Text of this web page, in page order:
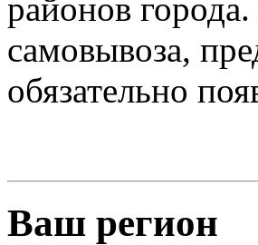
районов города.
самовывоза,
обязательно
Ваш регион